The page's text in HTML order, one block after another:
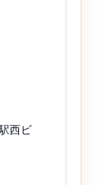
西ビ